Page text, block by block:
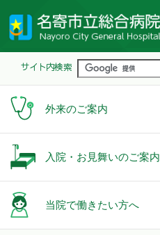
外来のご案内
入院・お見舞いのご案内
当院で働きたい方へ